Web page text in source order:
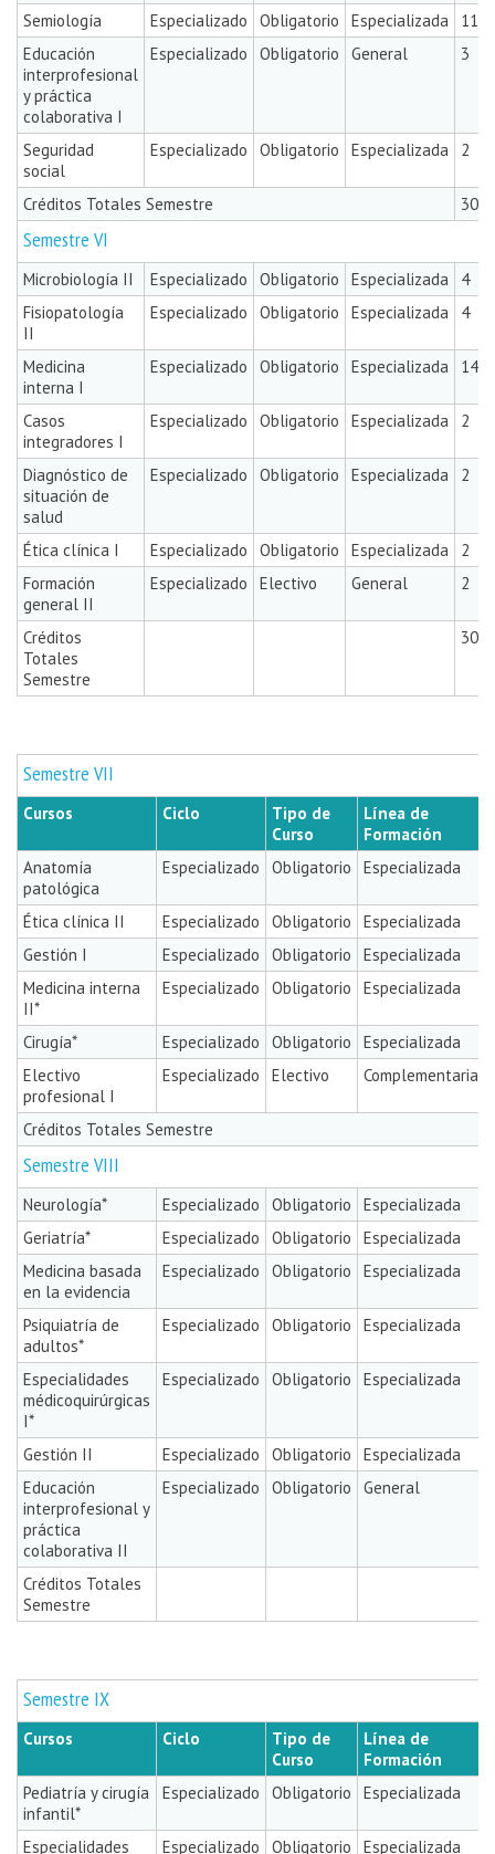
Semiología Especializado Obligatorio Especializada
11
Educación
interprofesional
y práctica
colaborativa I
Especializado Obligatorio General 3
Seguridad
social
Especializado Obligatorio Especializada 2
Créditos Totales Semestre 30
Semestre VI
Microbiología II Especializado Obligatorio Especializada
4
Fisiopatología
II
Especializado Obligatorio Especializada 4
Medicina
interna I
Especializado Obligatorio Especializada 14
Casos
integradores I
Especializado Obligatorio Especializada 2
Diagnóstico de
situación de
salud
Especializado Obligatorio Especializada 2
Ética clínica I Especializado Obligatorio Especializada
2
Formación
general II
Especializado Electivo General 2
Créditos
Totales
Semestre
30
Semestre VII
Cursos Ciclo
Tipo de
Curso
Línea de
Formación
Anatomía
patológica
Especializado Obligatorio Especializada
Ética clínica II Especializado Obligatorio Especializada
Gestión I
Especializado Obligatorio Especializada
Medicina interna
II*
Especializado Obligatorio Especializada
Cirugía* Especializado Obligatorio Especializada
Electivo
profesional I
Especializado Electivo Complementaria
Créditos Totales Semestre
Semestre VIII
Neurología* Especializado Obligatorio Especializada
Geriatría*
Especializado Obligatorio Especializada
Medicina basada
en la evidencia
Especializado Obligatorio Especializada
Psiquiatría de
adultos*
Especializado Obligatorio Especializada
Especialidades
médicoquirúrgicas
I*
Especializado Obligatorio Especializada
Gestión II Especializado Obligatorio Especializada
Educación
interprofesional y
práctica
colaborativa II
Especializado Obligatorio General
Créditos Totales
Semestre
Semestre IX
Cursos Ciclo
Tipo de
Curso
Línea de
Formación
Pediatría y cirugía
infantil*
Especializado Obligatorio Especializada
Especialidades Especializado Obligatorio Especializada